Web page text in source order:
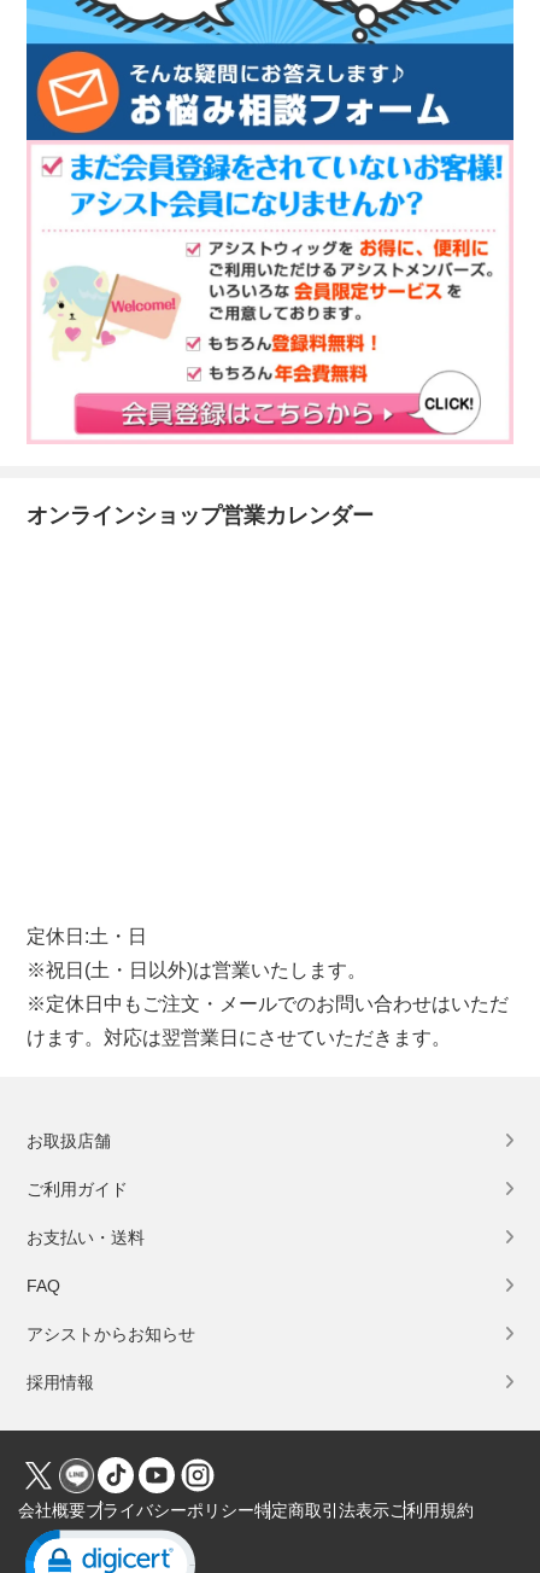
オンラインショップ営業カレンダー
定休日:土・日
※祝日(土・日以外)は営業いたします。
※定休日中もご注文・メールでのお問い合わせはいただ
けます。対応は翌営業日にさせていただきます。
お取扱店舗
ご利用ガイド
お支払い・送料
FAQ
アシストからお知らせ
採用情報
会社概要プライバシーポリシー特定商取引法表示ご利用規約
Click to open certificate verification popup